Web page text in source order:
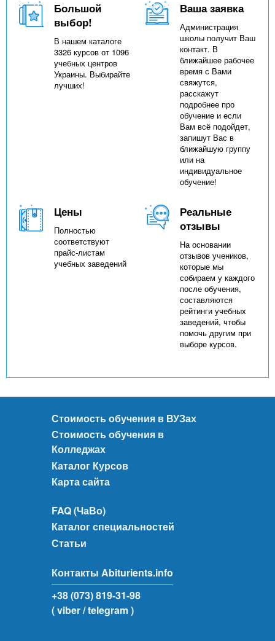
Большой
выбор!
В нашем каталоге
3326 курсов от 1096
учебных центров
Украины. Выбирайте
лучших!
Ваша заявка
Администрация
школы получит Ваш
контакт. В
ближайшее рабочее
время с Вами
свяжутся,
расскажут
подробнее про
обучение и если
Вам всё подойдет,
запишут Вас в
ближайшую группу
или на
индивидуальное
обучение!
Цены
Полностью
соответствуют
прайс-листам
учебных заведений
Реальные
отзывы
На основании
отзывов учеников,
которые мы
собираем у каждого
после обучения,
составляются
рейтинги учебных
заведений, чтобы
помочь другим при
выборе курсов.
Стоимость обучения в ВУЗах
Стоимость обучения в
Колледжах
Каталог Курсов
Карта сайта
FAQ (ЧаВо)
Каталог специальностей
Статьи
Контакты Abiturients.info
+38 (073) 819-31-98
( viber/ telegram )